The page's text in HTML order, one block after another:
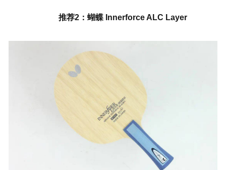
推荐2：蝴蝶 Innerforce ALC Layer